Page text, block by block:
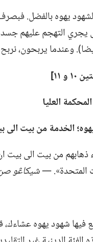
يهوه بالفضل.‏
يجري التهجم عليهم
وعندما يربحون،‏
و ١١]‏
العليا
الخدمة من بيت الى
ذهابهم من بيت الى بيت
المتحدة».‏ —‏شيكاڠو
فيها شهود يهوه